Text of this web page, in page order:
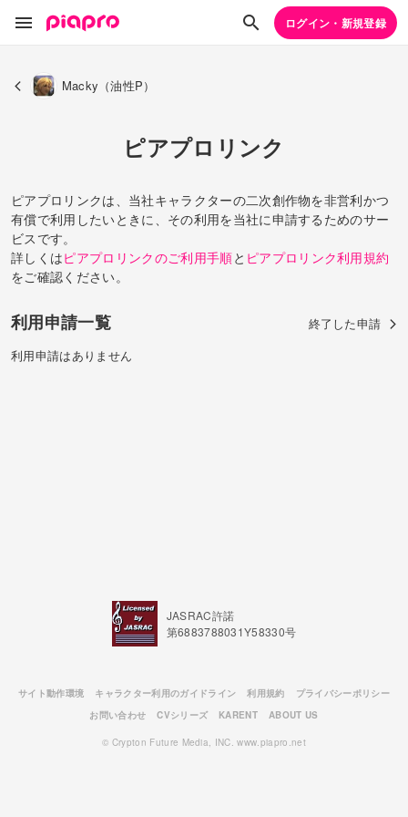
ログイン・新規登録
Macky（油性P）
ピアプロリンク
ピアプロリンクは、当社キャラクターの二次創作物を非営利かつ
有償で利用したいときに、その利用を当社に申請するためのサー
ビスです。
詳しくはピアプロリンクのご利用手順と ピアプロリンク利用規約
をご確認ください。
利用申請一覧
終了した申請
利用申請はありません
JASRAC許諾
第6883788031Y58330号
サイト動作環境 キャラクター利用のガイドライン 利用規約
プライバシーポリシー
お問い合わせ
CVシリーズ KARENT ABOUT US
© Crypton Future Media, INC. www.piapro.net